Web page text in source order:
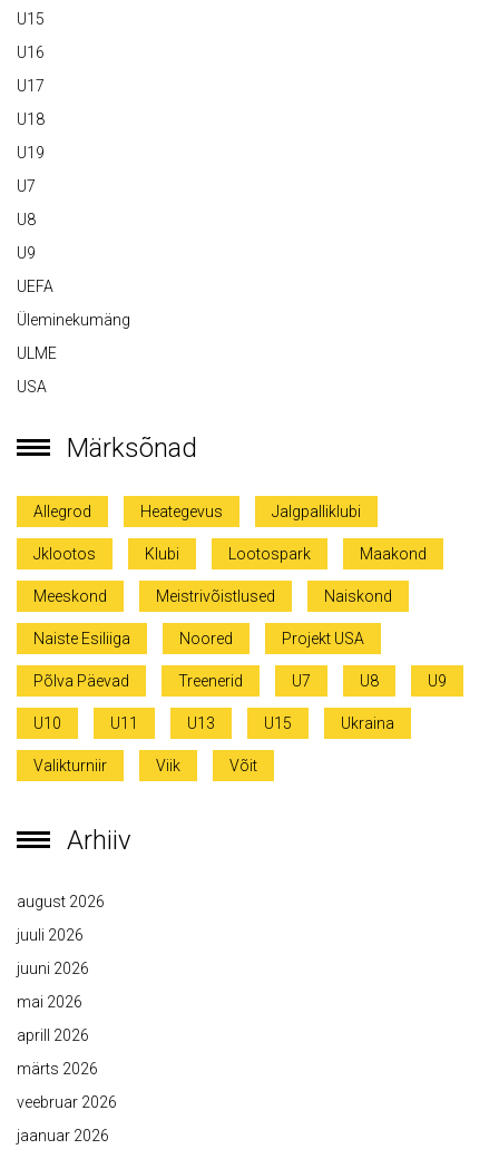
U15
U16
U17
U18
U19
U7
U8
U9
UEFA
Üleminekumäng
ULME
USA
Märksõnad
Allegrod Heategevus Jalgpalliklubi
Jklootos Klubi Lootospark Maakond
Meeskond Meistrivõistlused Naiskond
Naiste Esiliiga Noored Projekt USA
Põlva Päevad Treenerid U7 U8 U9
U10 U11 U13 U15 Ukraina
Valikturniir Viik Võit
Arhiiv
august 2026
juuli 2026
juuni 2026
mai 2026
aprill 2026
märts 2026
veebruar 2026
jaanuar 2026